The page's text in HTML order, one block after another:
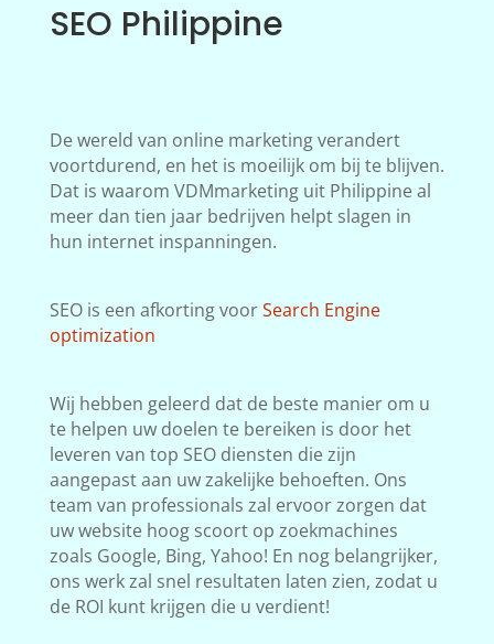
SEO Philippine
De wereld van online marketing verandert
voortdurend, en het is moeilijk om bij te blijven.
Dat is waarom VDMmarketing uit Philippine al
meer dan tien jaar bedrijven helpt slagen in
hun internet inspanningen.
SEO is een afkorting voorSearch Engine
optimization
Wij hebben geleerd dat de beste manier om u
te helpen uw doelen te bereiken is door het
leveren van top SEO diensten die zijn
aangepast aan uw zakelijke behoeften. Ons
team van professionals zal ervoor zorgen dat
uw website hoog scoort op zoekmachines
zoals Google, Bing, Yahoo! En nog belangrijker,
ons werk zal snel resultaten laten zien, zodat u
de ROI kunt krijgen die u verdient!